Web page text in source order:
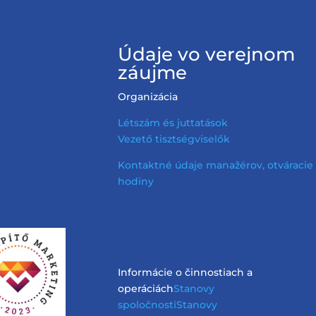
Údaje vo verejnom
záujme
Organizácia
Létszám és juttatások
Vezető tisztségviselők
Kontaktné údaje manažérov, otváracie
hodiny
Informácie o činnostiach a
operáciáchStanovy
spoločnostiStanovy